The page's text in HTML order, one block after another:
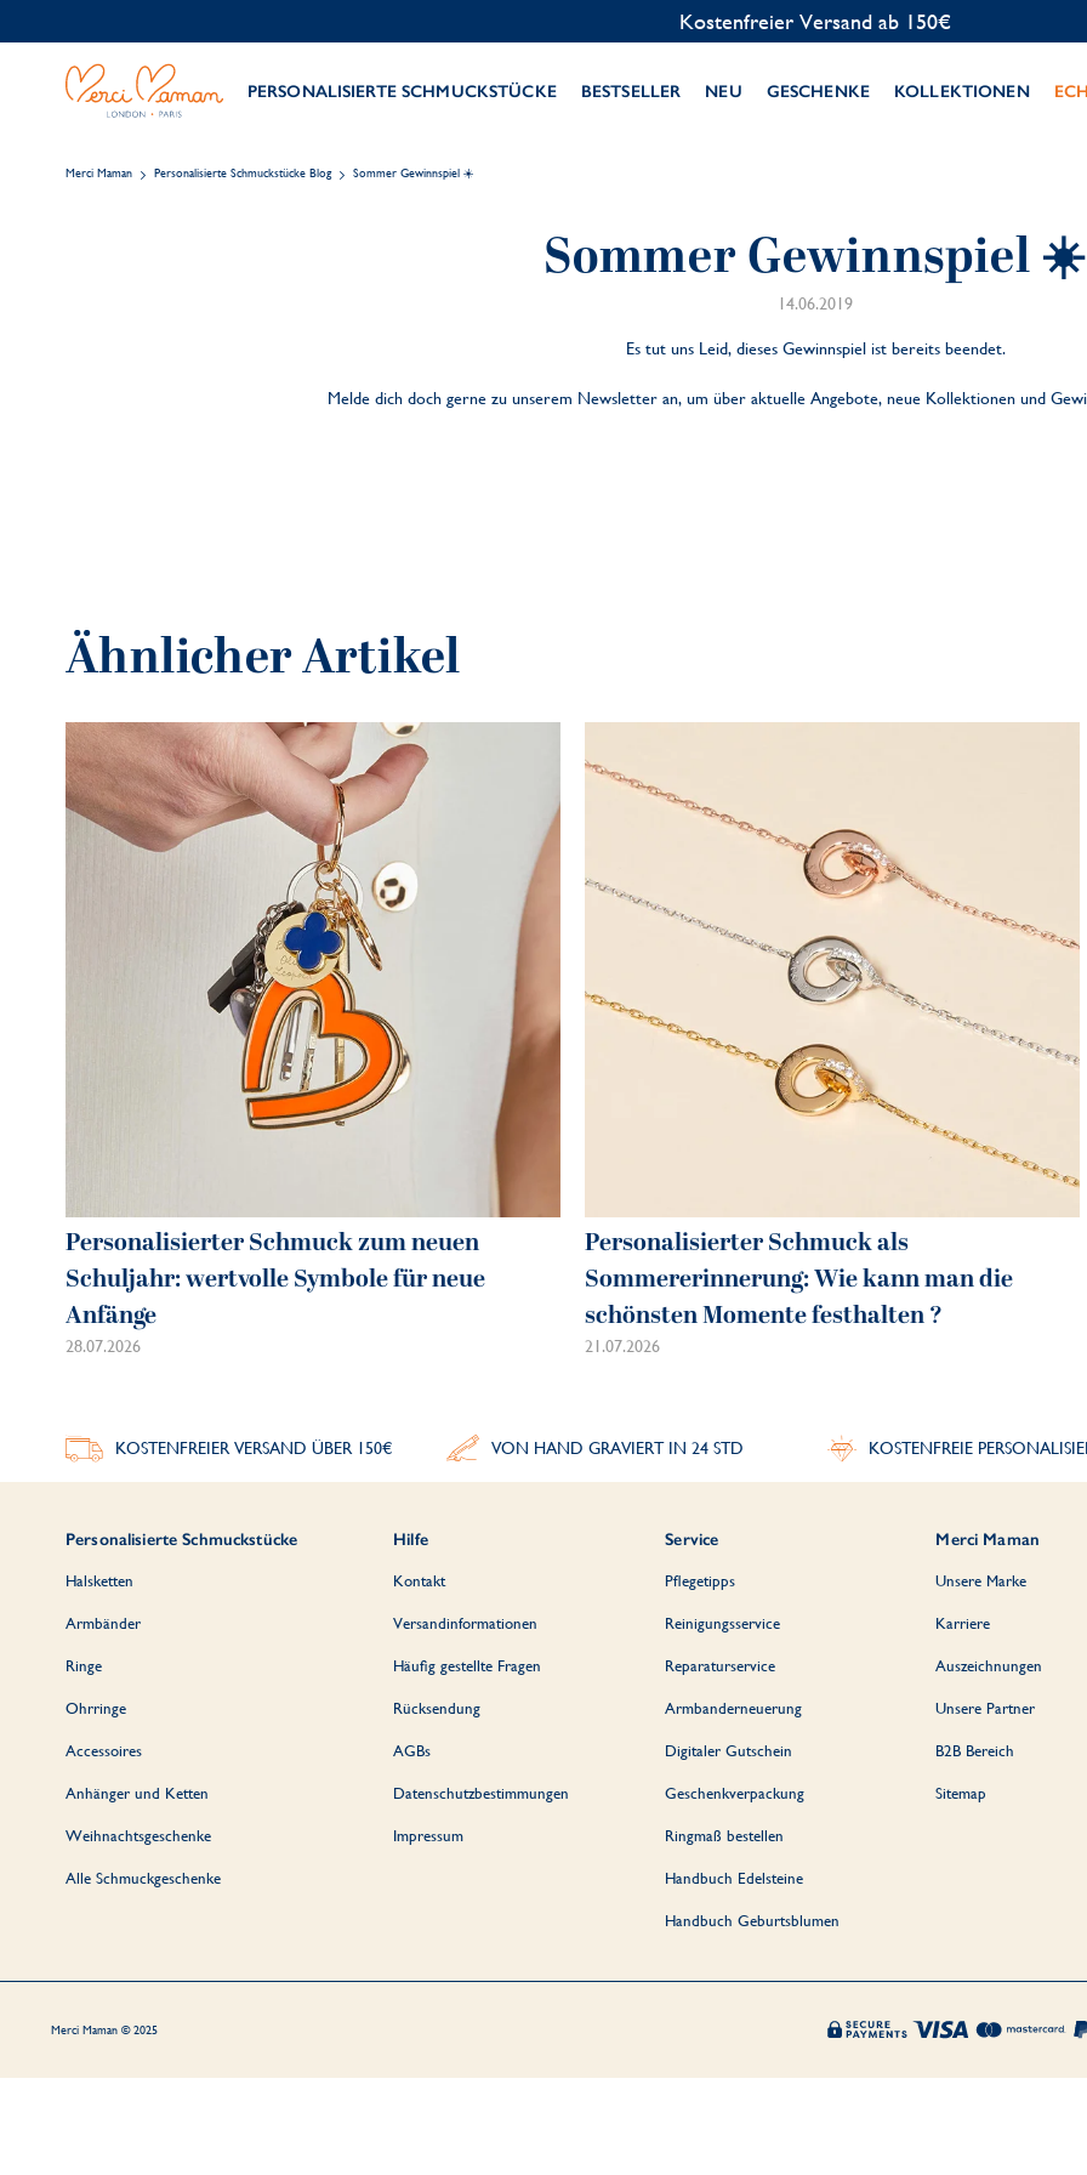
Kostenfreier Versand ab 150€
PERSONALISIERTE SCHMUCKSTÜCKE BESTSELLER NEU GESCHENKE KOLLEKTIONEN
Merci Maman Personalisierte Schmuckstücke Blog Sommer Gewinnspiel ☀️
Sommer Gewinnspiel ☀️
14.06.2019
Es tut uns Leid, dieses Gewinnspiel ist bereits beendet.
Melde dich doch gerne zu unserem Newsletter an, um über aktuelle Angebote, neue Kollektionen und
Ähnlicher Artikel
Personalisierter Schmuck zum neuen
Schuljahr: wertvolle Symbole für neue
Anfänge
28.07.2026
Personalisierter Schmuck als
Sommererinnerung: Wie kann man die
schönsten Momente festhalten ?
21.07.2026
KOSTENFREIER VERSAND ÜBER 150€ VON HAND GRAVIERT IN 24 STD KOSTENFREIE
Personalisierte Schmuckstücke
Halsketten
Armbänder
Ringe
Ohrringe
Accessoires
Anhänger und Ketten
Weihnachtsgeschenke
Alle Schmuckgeschenke
Hilfe
Kontakt
Versandinformationen
Häufig gestellte Fragen
Rücksendung
AGBs
Datenschutzbestimmungen
Impressum
Service
Pflegetipps
Reinigungsservice
Reparaturservice
Armbanderneuerung
Digitaler Gutschein
Geschenkverpackung
Ringmaß bestellen
Handbuch Edelsteine
Handbuch Geburtsblumen
Merci Maman
Unsere Marke
Karriere
Auszeichnungen
Unsere Partner
B2B Bereich
Sitemap
Merci Maman © 2025